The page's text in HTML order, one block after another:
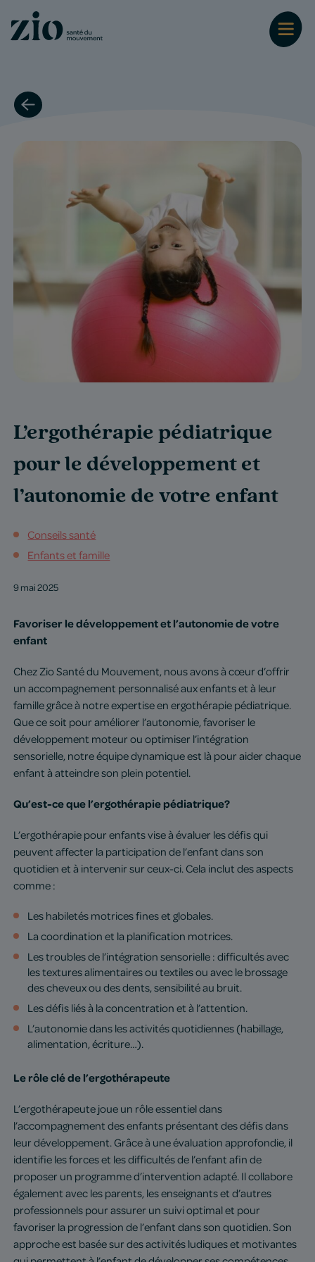
L’ergothérapie pédiatrique
pour le développement et
l’autonomie de votre enfant
Conseils santé
Enfants et famille
9 mai 2025
Favoriser le développement et l’autonomie de votre
enfant
Chez Zio Santé du Mouvement, nous avons à cœur d’offrir
un accompagnement personnalisé aux enfants et à leur
famille grâce à notre expertise en ergothérapie pédiatrique.
Que ce soit pour améliorer l’autonomie, favoriser le
développement moteur ou optimiser l’intégration
sensorielle, notre équipe dynamique est là pour aider chaque
enfant à atteindre son plein potentiel.
Qu’est-ce que l’ergothérapie pédiatrique?
L’ergothérapie pour enfants vise à évaluer les défis qui
peuvent affecter la participation de l’enfant dans son
quotidien et à intervenir sur ceux-ci. Cela inclut des aspects
comme :
Les habiletés motrices fines et globales.
La coordination et la planification motrices.
Les troubles de l’intégration sensorielle : difficultés avec
les textures alimentaires ou textiles ou avec le brossage
des cheveux ou des dents, sensibilité au bruit.
Les défis liés à la concentration et à l’attention.
L’autonomie dans les activités quotidiennes (habillage,
alimentation, écriture…).
Le rôle clé de l’ergothérapeute
L’ergothérapeute joue un rôle essentiel dans
l’accompagnement des enfants présentant des défis dans
leur développement. Grâce à une évaluation approfondie, il
identifie les forces et les difficultés de l’enfant afin de
proposer un programme d’intervention adapté. Il collabore
également avec les parents, les enseignants et d’autres
professionnels pour assurer un suivi optimal et pour
favoriser la progression de l’enfant dans son quotidien. Son
approche est basée sur des activités ludiques et motivantes